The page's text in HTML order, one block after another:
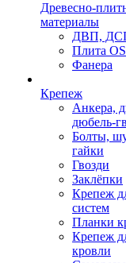
Древесно-
материалы
ДВП,
Плита
Фанера
Крепеж
Анкера,
дюбель-
Болты,
гайки
Гвозди
Заклёпки
Крепеж
систем
Планки
Крепеж
кровли